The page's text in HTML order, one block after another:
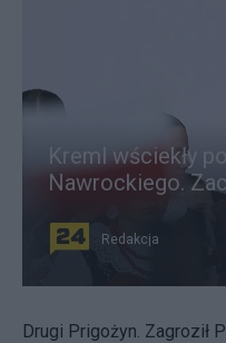
Kreml wściekły
Nawrockiego.
Redakcja
Drugi Prigożyn. Zagroził